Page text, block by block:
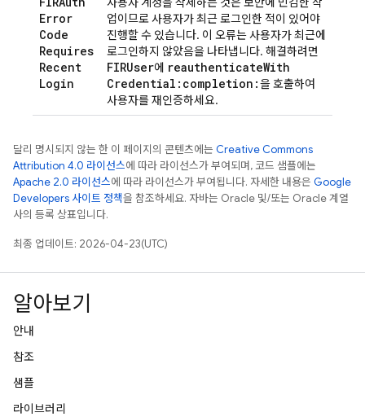
Error
Code
Requires
Recent
Login
업이므로 사용자가 최근 로그인한 적이 있어야
진행할 수 있습니다. 이 오류는 사용자가 최근에
로그인하지 않았음을 나타냅니다. 해결하려면
FIRUser에 reauthenticateWith
Credential:completion:을 호출하여
사용자를 재인증하세요.
달리 명시되지 않는 한 이 페이지의 콘텐츠에는 Creative Commons
Attribution 4.0 라이선스에 따라 라이선스가 부여되며, 코드 샘플에는
Apache 2.0 라이선스에 따라 라이선스가 부여됩니다. 자세한 내용은 Google
Developers 사이트 정책을 참조하세요. 자바는 Oracle 및/또는 Oracle 계열
사의 등록 상표입니다.
최종 업데이트: 2026-04-23(UTC)
알아보기
안내
참조
샘플
라이브러리